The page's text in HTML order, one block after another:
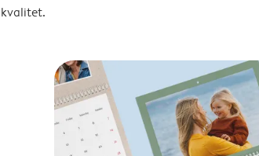
kvalitet.